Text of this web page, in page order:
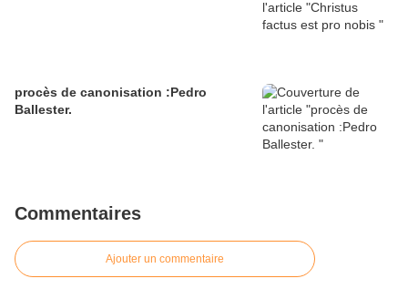
procès de canonisation :Pedro
Ballester.
Commentaires
Ajouter un commentaire